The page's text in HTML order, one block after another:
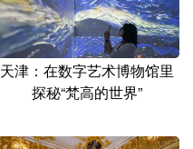
天津：在数字艺术博物馆里
探秘“梵高的世界”